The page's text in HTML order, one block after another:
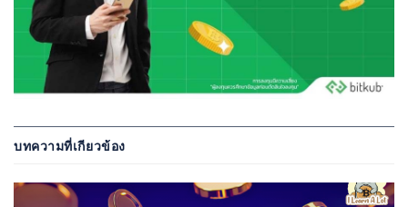
บทความที่เกียวข้อง